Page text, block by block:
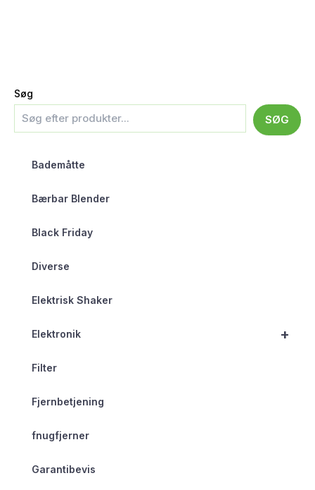
Søg
SØG
Bademåtte
Bærbar Blender
Black Friday
Diverse
Elektrisk Shaker
+
Elektronik
Filter
Fjernbetjening
fnugfjerner
Garantibevis